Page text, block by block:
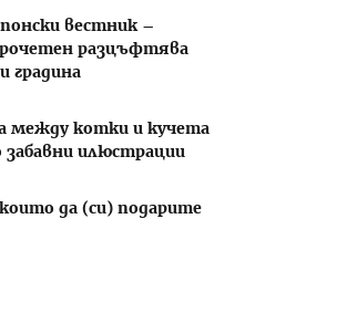
вестник –
разцъфтява
градина
между котки и кучета
забавни илюстрации
да (си) подарите